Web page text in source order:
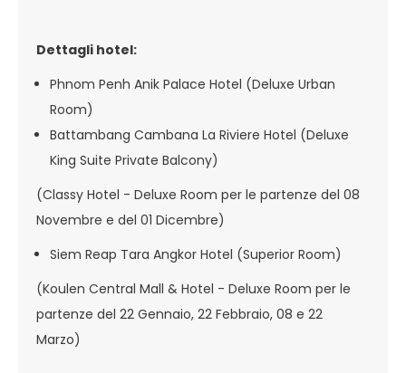
Dettagli hotel:
Phnom Penh Anik Palace Hotel (Deluxe Urban
Room)
Battambang Cambana La Riviere Hotel (Deluxe
King Suite Private Balcony)
(Classy Hotel - Deluxe Room per le partenze del 08
Novembre e del 01 Dicembre)
Siem Reap Tara Angkor Hotel (Superior Room)
(Koulen Central Mall & Hotel - Deluxe Room per le
partenze del 22 Gennaio, 22 Febbraio, 08 e 22
Marzo)